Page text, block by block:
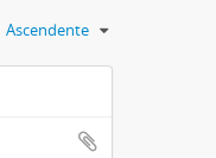
Ascendente